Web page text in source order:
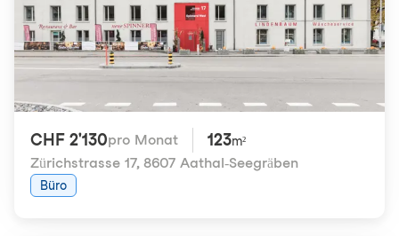
CHF 2'130pro Monat 123m²
Zürichstrasse 17, 8607 Aathal-Seegräben
Büro